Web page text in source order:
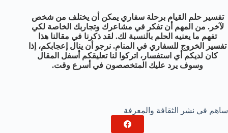
تفسير حلم القيام برحلة سفاري يمكن أن يختلف من شخص
لآخر. من المهم أن تفكر في مشاعرك وتجاربك الخاصة لكي
تفهم ما يعنيه الحلم بالنسبة لك. لقد ذكرنا في مقالنا هذا
تفسير الخروج للسفاري في المنام. نرجو أن ينال إعجابكم، إذا
كان لديكم أي استفسار، اتركوا لنا تعليقكم أسفل المقال
وسوف يرد عليك المتخصصون في أسرع وقت.
ساهم في نشر الثقافة والمعرفة